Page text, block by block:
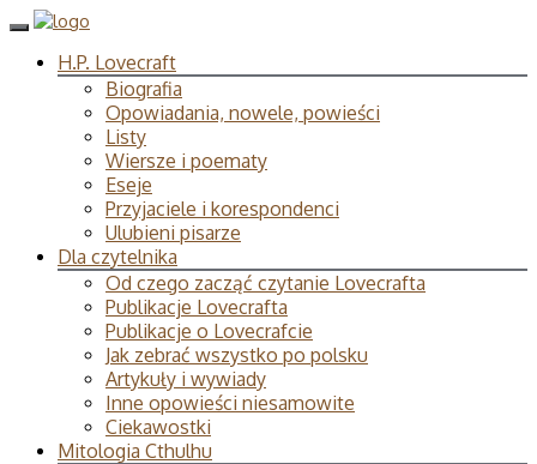
H.P. Lovecraft
Biografia
Opowiadania, nowele, powieści
Listy
Wiersze i poematy
Eseje
Przyjaciele i korespondenci
Ulubieni pisarze
Dla czytelnika
Od czego zacząć czytanie Lovecrafta
Publikacje Lovecrafta
Publikacje o Lovecrafcie
Jak zebrać wszystko po polsku
Artykuły i wywiady
Inne opowieści niesamowite
Ciekawostki
Mitologia Cthulhu